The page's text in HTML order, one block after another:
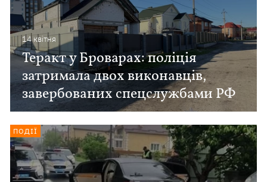
14 квiтня
Теракт у Броварах: поліція
затримала двох виконавців,
завербованих спецслужбами РФ
ПОДІЇ